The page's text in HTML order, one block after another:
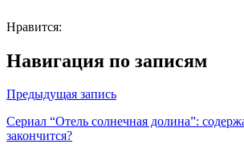
Нравится:
Навигация по записям
Предыдущая запись
Сериал “Отель солнечная долина”:
закончится?